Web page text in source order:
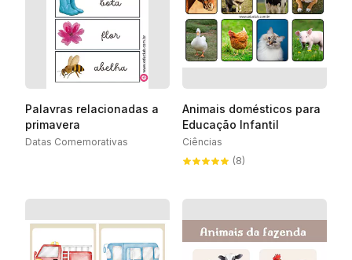
Palavras relacionadas a
primavera
Datas Comemorativas
Animais domésticos para
Educação Infantil
Ciências
(8)